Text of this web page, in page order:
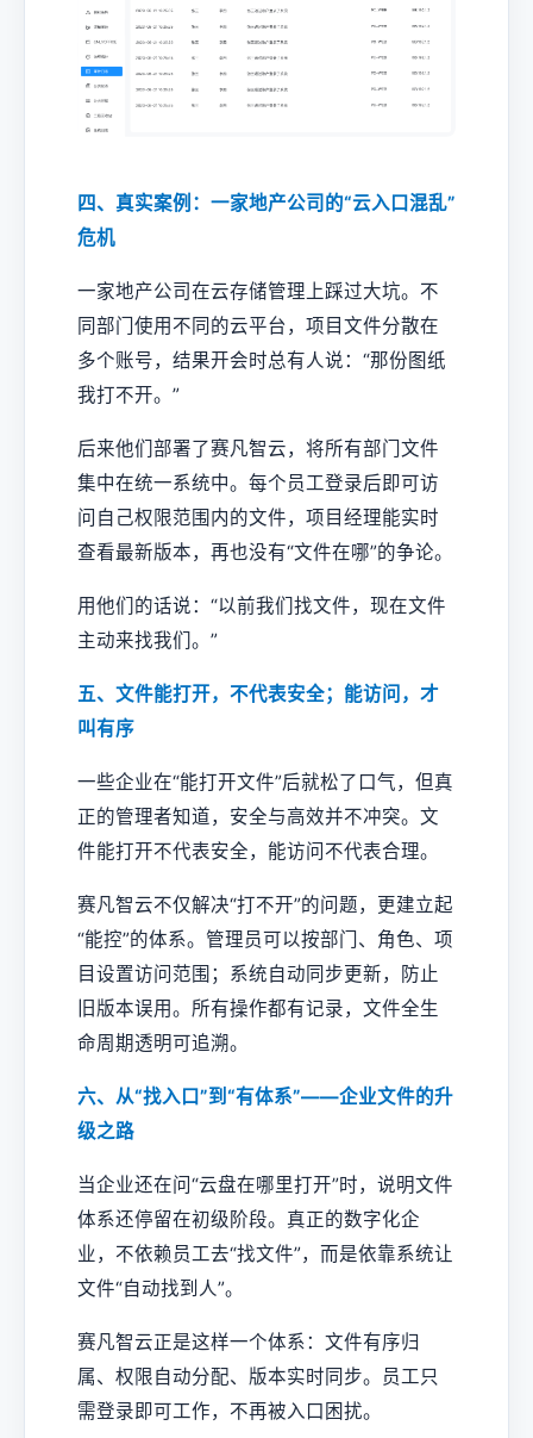
四、真实案例：一家地产公司的“云入口混乱”
危机
一家地产公司在云存储管理上踩过大坑。不
同部门使用不同的云平台，项目文件分散在
多个账号，结果开会时总有人说：“那份图纸
我打不开。”
后来他们部署了赛凡智云，将所有部门文件
集中在统一系统中。每个员工登录后即可访
问自己权限范围内的文件，项目经理能实时
查看最新版本，再也没有“文件在哪”的争论。
用他们的话说：“以前我们找文件，现在文件
主动来找我们。”
五、文件能打开，不代表安全；能访问，才
叫有序
一些企业在“能打开文件”后就松了口气，但真
正的管理者知道，安全与高效并不冲突。文
件能打开不代表安全，能访问不代表合理。
赛凡智云不仅解决“打不开”的问题，更建立起
“能控”的体系。管理员可以按部门、角色、项
目设置访问范围；系统自动同步更新，防止
旧版本误用。所有操作都有记录，文件全生
命周期透明可追溯。
六、从“找入口”到“有体系”——企业文件的升
级之路
当企业还在问“云盘在哪里打开”时，说明文件
体系还停留在初级阶段。真正的数字化企
业，不依赖员工去“找文件”，而是依靠系统让
文件“自动找到人”。
赛凡智云正是这样一个体系：文件有序归
属、权限自动分配、版本实时同步。员工只
需登录即可工作，不再被入口困扰。